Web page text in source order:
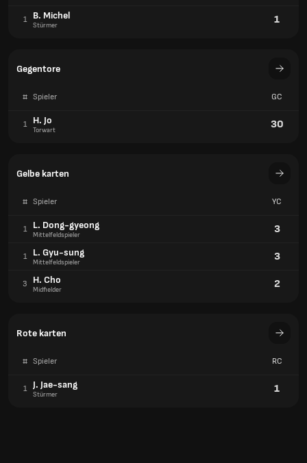
1 B. Michel
Stürmer 1
Gegentore
# Spieler GC
1 H. Jo
Torwart 30
Gelbe karten
# Spieler YC
1 L. Dong-gyeong
Mittelfeldspieler 3
1 L. Gyu-sung
Mittelfeldspieler 3
3 H. Cho
Midfielder 2
Rote karten
# Spieler RC
1 J. Jae-sang
Stürmer 1